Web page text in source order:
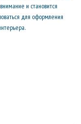
и становится
для оформления